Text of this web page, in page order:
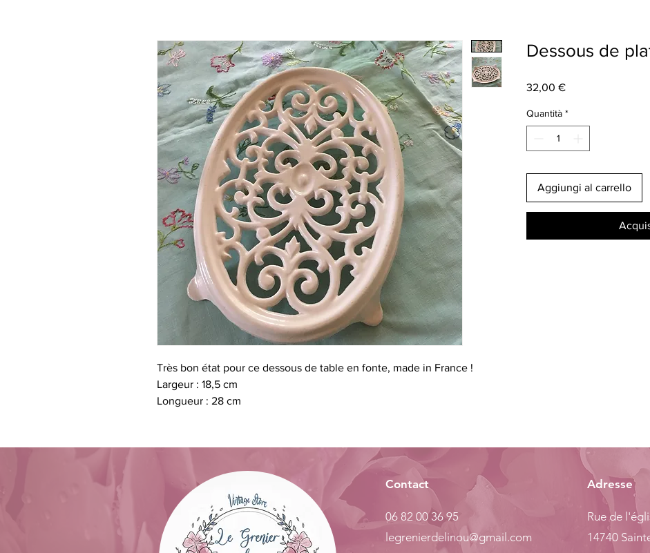
Très bon état pour ce dessous de table en fonte, made in France !
Largeur : 18,5 cm
Longueur : 28 cm
Dessous de
32,00 €Prezzo
Quantità *
Aggiungi al carrello
Contact
06 82 00 36 95
legrenierdelinou@gmail.com
Adresse
Rue de
14740